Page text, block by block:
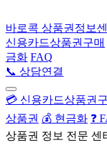
바로콕 상품권정보
신용카드상품권구매
금화 FAQ
📞 상담연결
💳 신용카드상품권
상품권 💰 현금화 ❓
상품권 정보 전문 센